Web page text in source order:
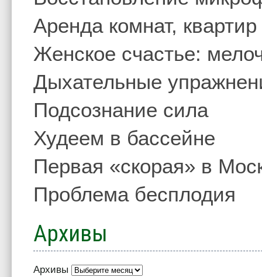
Аренда комнат,
Женское счастье:
Дыхательные
Подсознание сила
Худеем в бассейне
Первая «скорая» в
Проблема бесплодия
Архивы
Архивы